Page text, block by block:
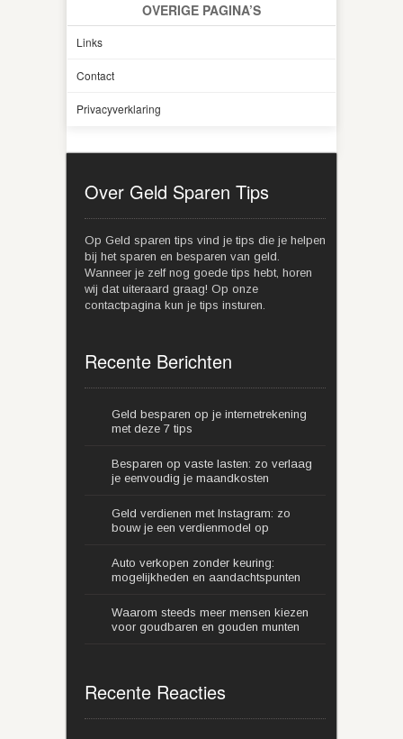
OVERIGE PAGINA’S
Links
Contact
Privacyverklaring
Over Geld Sparen Tips
Op Geld sparen tips vind je tips die je helpen
bij het sparen en besparen van geld.
Wanneer je zelf nog goede tips hebt, horen
wij dat uiteraard graag! Op onze
contactpagina kun je tips insturen.
Recente Berichten
Geld besparen op je internetrekening
met deze 7 tips
Besparen op vaste lasten: zo verlaag
je eenvoudig je maandkosten
Geld verdienen met Instagram: zo
bouw je een verdienmodel op
Auto verkopen zonder keuring:
mogelijkheden en aandachtspunten
Waarom steeds meer mensen kiezen
voor goudbaren en gouden munten
Recente Reacties